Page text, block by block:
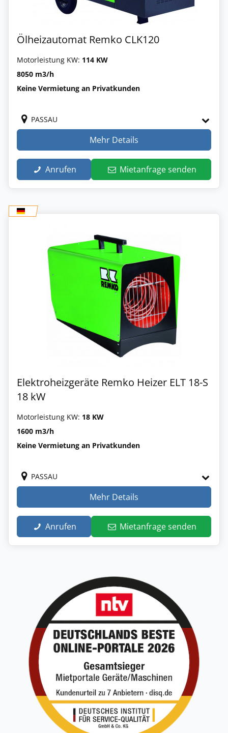
Ölheizautomat Remko CLK120
Motorleistung KW: 114 KW
8050 m3/h
Keine Vermietung an Privatkunden
PASSAU
Mehr Details
Anrufen Mietanfrage senden
Elektroheizgeräte Remko Heizer ELT 18-S
18 kW
Motorleistung KW: 18 KW
1600 m3/h
Keine Vermietung an Privatkunden
PASSAU
Mehr Details
Anrufen Mietanfrage senden